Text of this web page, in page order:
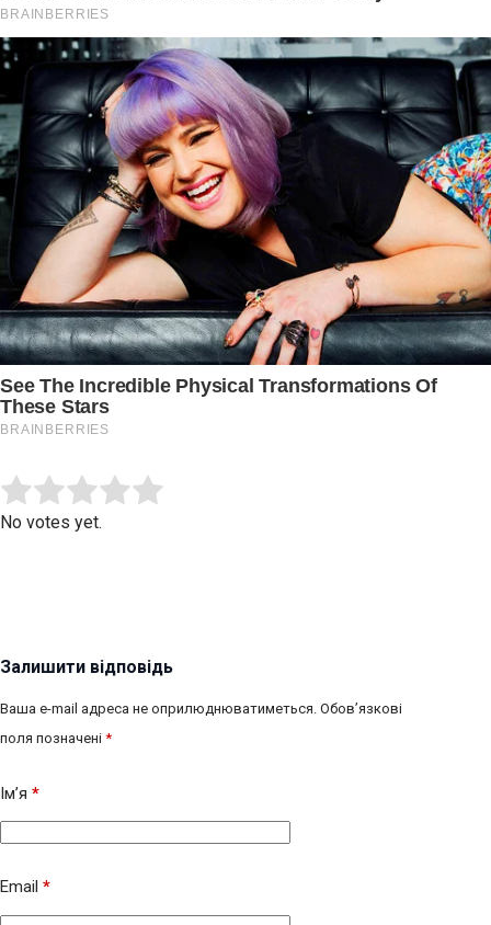
Rate this item:
No votes yet.
Залишити відповідь
Ваша e-mail адреса не оприлюднюватиметься. Обов’язкові
поля позначені *
Ім’я *
Email *